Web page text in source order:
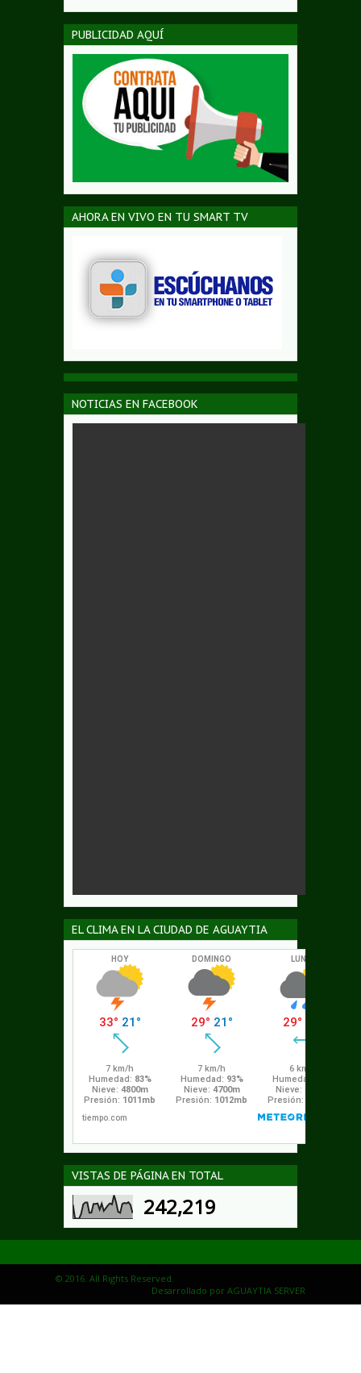
PUBLICIDAD AQUÍ
AHORA EN VIVO EN TU SMART TV
NOTICIAS EN FACEBOOK
EL CLIMA EN LA CIUDAD DE AGUAYTIA
VISTAS DE PÁGINA EN TOTAL
242,219
© 2016. All Rights Reserved.
Desarrollado por AGUAYTIA SERVER